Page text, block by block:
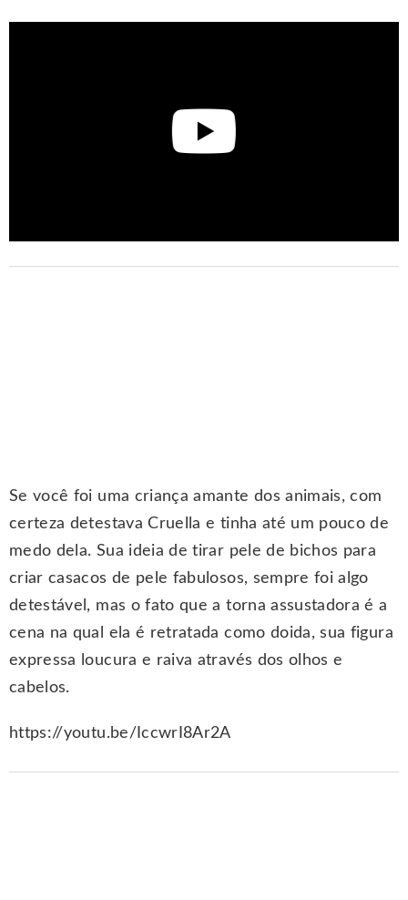
Se você foi uma criança amante dos animais, com
certeza detestava Cruella e tinha até um pouco de
medo dela. Sua ideia de tirar pele de bichos para
criar casacos de pele fabulosos, sempre foi algo
detestável, mas o fato que a torna assustadora é a
cena na qual ela é retratada como doida, sua figura
expressa loucura e raiva através dos olhos e
cabelos.
https://youtu.be/IccwrI8Ar2A